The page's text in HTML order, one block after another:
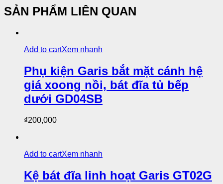
SẢN PHẨM LIÊN QUAN
Add to cartXem nhanh
Phụ kiện Garis bắt mặt cánh hệ
giá xoong nồi, bát đĩa tủ bếp
dưới GD04SB
₫200,000
Add to cartXem nhanh
Kệ bát đĩa linh hoạt Garis GT02G